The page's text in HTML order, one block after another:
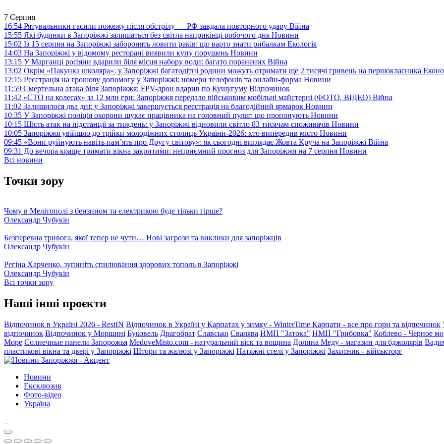
7 Серпня
16:54 Рятувальники гасили пожежу після обстрілу — РФ завдала повторного удару Війна
15:55 Які будинки в Запоріжжі залишаться без світла наприкінці робочого дня Новини
15:02 Із 15 серпня на Запоріжжі заборонять ловити раків: що варто знати рибалкам Екологія
14:03 На Запоріжжі у відомому ресторані виявили купу порушень Новини
13:15 У Марганці росіяни вдарили біля місця набору води: багато поранених Війна
13:02 Окрім «Пакунка школяра»: у Запоріжжі багатодітні родини можуть отримати ще 2 тисячі гривень на першокласника
12:15 Реєстрація на грошову допомогу у Запоріжжі: номери телефонів та онлайн-форма Новини
11:59 Смертельна атака біля Запоріжжя: FPV-дрон вдарив по Кушугуму Відпочинок
11:42 «СТО на колесах» за 12 млн грн: Запоріжжя передало військовим мобільні майстерні (ФОТО, ВІДЕО) Війна
11:02 Залишилося два дні: у Запоріжжі завершується реєстрація на благодійний ярмарок Новини
10:35 У Запоріжжі поліція охорони шукає працівника на головний пульт: що пропонують Новини
10:15 Шість атак на підстанції за тиждень: у Запоріжжі відновили світло 83 тисячам споживачів Новини
10:05 Запоріжжя увійшло до трійки молодіжних столиць України-2026: хто випередив місто Новини
09:45 «Вони руйнують навіть пам’ять про Другу світову»: як сьогодні виглядає Жовта Круча на Запоріжжі Війна
09:31 До вечора краще тримати вікна закритими: неприємний прогноз для Запоріжжя на 7 серпня Новини
Всі новини
Точки зору
Чому в Мелітополі з бензином та електрикою буде тільки гірше?
Олександр Чубукін
Безперевна тривога, якої тепер не чути… Нові загрози та виклики для запоріжців
Олександр Чубукін
Регіна Харченко, зупиніть спилювання здорових тополь в Запоріжжі
Олександр Чубукін
Всі точки зору
Наші інші проєкти
Відпочинок в Україні 2026 - RestIN Відпочинок в Україні у Карпатах у зимку - WinterTime Карпати - все про гори та відпочинок
відпочинок Відпочинок у Моршині Буковель Драгобрат Славсько Свалява НМП "Затока" НМП "Грибовка" Коблево - Черное
Море Солнечные панели Запорожья MedoveMisto.com - натуральний віск та вощина Долина Меду - магазин для бджолярів
пластикові вікна та двері у Запоріжжі Штори та жалюзі у Запоріжжі Натяжні стелі у Запоріжжі Захисник - військторг
Новини
Ексклюзив
Фото-відео
Україна